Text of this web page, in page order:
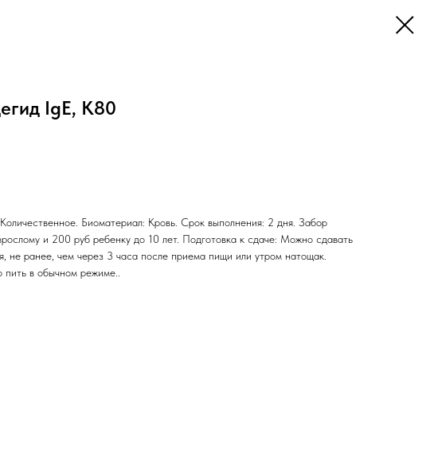
IgE, K80
Биоматериал: Кровь. Срок выполнения: 2 дня. Забор
и 200 руб ребенку до 10 лет. Подготовка к сдаче: Можно сдавать
не ранее, чем через 3 часа после приема пищи или утром натощак.
в обычном режиме..